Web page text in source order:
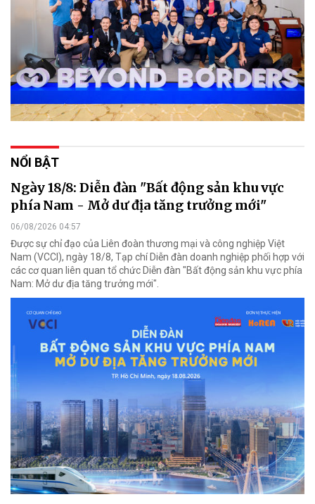
NỔI BẬT
Ngày 18/8: Diễn đàn "Bất động sản khu vực
phía Nam - Mở dư địa tăng trưởng mới"
06/08/2026 04:57
Được sự chỉ đạo của Liên đoàn thương mại và công nghiệp Việt
Nam (VCCI), ngày 18/8, Tạp chí Diễn đàn doanh nghiệp phối hợp với
các cơ quan liên quan tổ chức Diễn đàn "Bất động sản khu vực phía
Nam: Mở dư địa tăng trưởng mới".